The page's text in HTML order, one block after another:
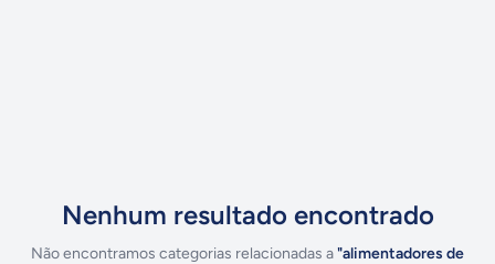
Nenhum resultado encontrado
Não encontramos categorias relacionadas a"alimentadores de